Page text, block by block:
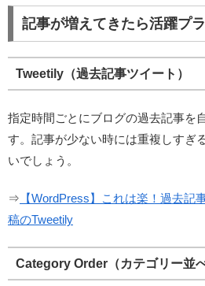
記事が増えてきたら活躍プ
Tweetily（過去記事ツイート）
指定時間ごとにブログの過去記事を
す。記事が少ない時には重複しすぎ
いでしょう。
⇒ 【WordPress】これは楽！過去記
稿のTweetily
Category Order（カテゴリー並べ